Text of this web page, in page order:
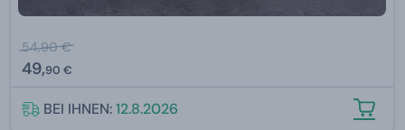
54,90 €
49,90 €
BEI IHNEN:12.8.2026